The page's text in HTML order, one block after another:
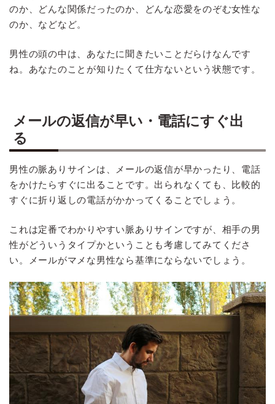
のか、どんな関係だったのか、どんな恋愛をのぞむ女性な
のか、などなど。
男性の頭の中は、あなたに聞きたいことだらけなんです
ね。あなたのことが知りたくて仕方ないという状態です。
メールの返信が早い・電話にすぐ出
る
男性の脈ありサインは、メールの返信が早かったり、電話
をかけたらすぐに出ることです。出られなくても、比較的
すぐに折り返しの電話がかかってくることでしょう。
これは定番でわかりやすい脈ありサインですが、相手の男
性がどういうタイプかということも考慮してみてくださ
い。メールがマメな男性なら基準にならないでしょう。